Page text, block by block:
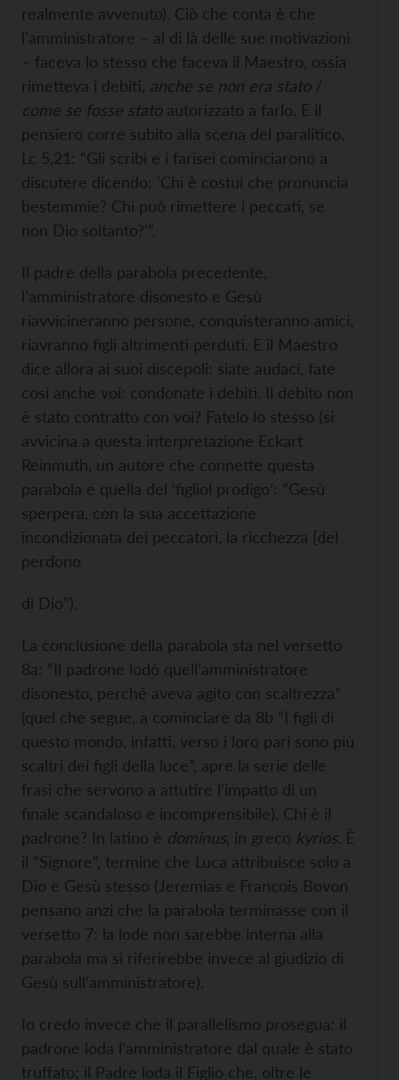
realmente avvenuto). Ciò che conta è che
l’amministratore – al di là delle sue motivazioni
– faceva lo stesso che faceva il Maestro, ossia
rimetteva i debiti, anche se non era stato /
come se fosse stato autorizzato a farlo. E il
pensiero corre subito alla scena del paralitico,
Lc 5,21: “Gli scribi e i farisei cominciarono a
discutere dicendo: ‘Chi è costui che pronuncia
bestemmie? Chi può rimettere i peccati, se
non Dio soltanto?’”.
Il padre della parabola precedente,
l’amministratore disonesto e Gesù
riavvicineranno persone, conquisteranno amici,
riavranno figli altrimenti perduti. E il Maestro
dice allora ai suoi discepoli: siate audaci, fate
così anche voi: condonate i debiti. Il debito non
è stato contratto con voi? Fatelo lo stesso (si
avvicina a questa interpretazione Eckart
Reinmuth, un autore che connette questa
parabola e quella del ‘figliol prodigo’: “Gesù
sperpera, con la sua accettazione
incondizionata dei peccatori, la ricchezza [del
perdono
di Dio”).
La conclusione della parabola sta nel versetto
8a: “Il padrone lodò quell’amministratore
disonesto, perché aveva agito con scaltrezza”
(quel che segue, a cominciare da 8b “I figli di
questo mondo, infatti, verso i loro pari sono più
scaltri dei figli della luce”, apre la serie delle
frasi che servono a attutire l’impatto di un
finale scandaloso e incomprensibile). Chi è il
padrone? In latino è dominus , in greco kyrios. È
il “Signore”, termine che Luca attribuisce solo a
Dio e Gesù stesso (Jeremias e Francois Bovon
pensano anzi che la parabola terminasse con il
versetto 7: la lode non sarebbe interna alla
parabola ma si riferirebbe invece al giudizio di
Gesù sull’amministratore).
Io credo invece che il parallelismo prosegua: il
padrone loda l’amministratore dal quale è stato
truffato; il Padre loda il Figlio che, oltre le